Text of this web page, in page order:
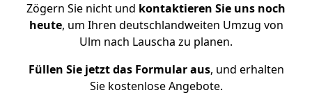
Zögern Sie nicht und kontaktieren Sie uns noch
heute, um Ihren deutschlandweiten Umzug von
Ulm nach Lauscha zu planen.
Füllen Sie jetzt das Formular aus, und erhalten
Sie kostenlose Angebote.